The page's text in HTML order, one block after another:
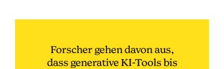
Forscher gehen davon aus,
dass generative KI-Tools bis